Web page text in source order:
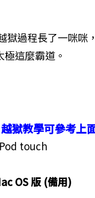
獄過程長了一咪咪
這麼霸道。
獄教學可參考上
touch
OS 版 (備用)